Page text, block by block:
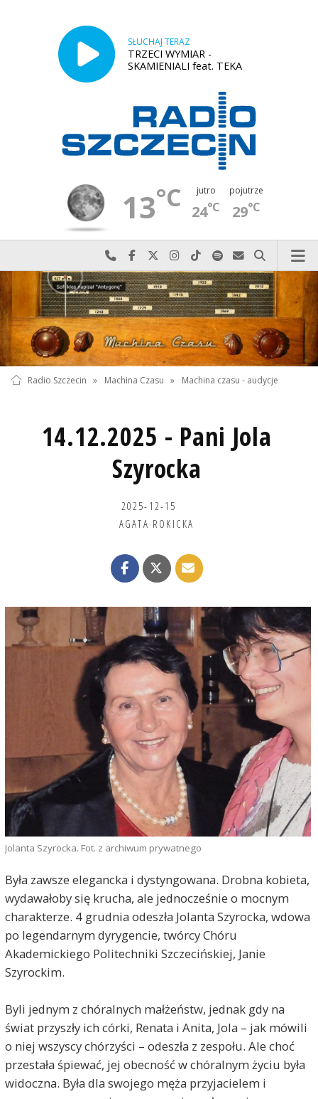
SŁUCHAJ TERAZ
TRZECI WYMIAR -
SKAMIENIALI feat. TEKA
13°C jutro
24°C
pojutrze
29°C
Najlepiej po prostu do nas zadzwoń
Odwiedź nas na Facebook-u
Odwiedź nas na X
Odwiedź nas na Instagram-ie
Odwiedź nas na TikTok-u
Szukaj nas na Spotify
Wyślij do nas
Szukaj
Radio Szczecin » Machina Czasu » Machina czasu - audycje
14.12.2025 - Pani Jola
Szyrocka
2025-12-15
AGATA ROKICKA
Jolanta Szyrocka. Fot. z archiwum prywatnego
Była zawsze elegancka i dystyngowana. Drobna kobieta,
wydawałoby się krucha, ale jednocześnie o mocnym
charakterze. 4 grudnia odeszła Jolanta Szyrocka, wdowa
po legendarnym dyrygencie, twórcy Chóru
Akademickiego Politechniki Szczecińskiej, Janie
Szyrockim.
Byli jednym z chóralnych małżeństw, jednak gdy na
świat przyszły ich córki, Renata i Anita, Jola – jak mówili
o niej wszyscy chórzyści – odeszła z zespołu. Ale choć
przestała śpiewać, jej obecność w chóralnym życiu była
widoczna. Była dla swojego męża przyjacielem i